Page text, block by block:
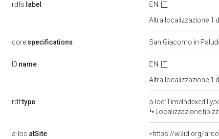
rdfs: label EN
IT
Altra localizzazione 1
core:specifications San Giacomo in
l0:name EN
IT
Altra localizzazione 1
rdf:type
a-
Localizzazione
a-loc:atSite
<https://w3id.org/